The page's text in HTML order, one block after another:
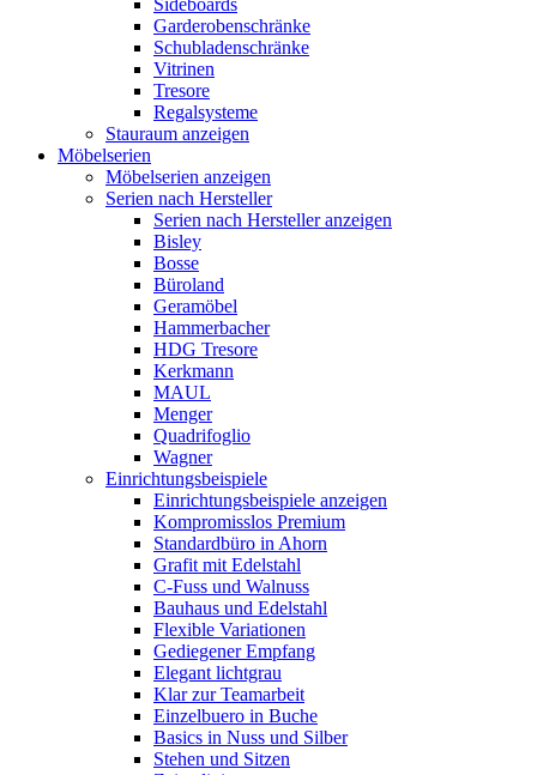
Sideboards
Garderobenschränke
Schubladenschränke
Vitrinen
Tresore
Regalsysteme
Stauraum anzeigen
Möbelserien
Möbelserien anzeigen
Serien nach Hersteller
Serien nach Hersteller anzeigen
Bisley
Bosse
Büroland
Geramöbel
Hammerbacher
HDG Tresore
Kerkmann
MAUL
Menger
Quadrifoglio
Wagner
Einrichtungsbeispiele
Einrichtungsbeispiele anzeigen
Kompromisslos Premium
Standardbüro in Ahorn
Grafit mit Edelstahl
C-Fuss und Walnuss
Bauhaus und Edelstahl
Flexible Variationen
Gediegener Empfang
Elegant lichtgrau
Klar zur Teamarbeit
Einzelbuero in Buche
Basics in Nuss und Silber
Stehen und Sitzen